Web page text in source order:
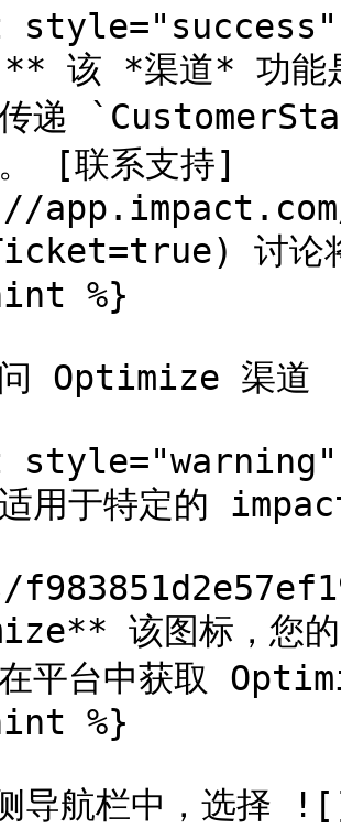
style="success"
该 *渠道* 功能
传递
[联系支持]
讨论将
%}
Optimize 渠道
style="warning"
用于特定的
该图标，您的
平台中获取
%}
导航栏中，选择